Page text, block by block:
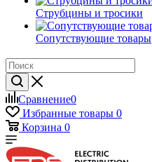
Струбцины и тросики
Сопутствующие товары
Сравнение0
Избранные товары 0
Корзина 0